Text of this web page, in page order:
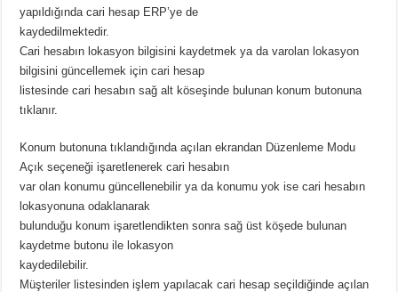
yapıldığında cari hesap ERP’ye de
kaydedilmektedir.
Cari hesabın lokasyon bilgisini kaydetmek ya da varolan lokasyon
bilgisini güncellemek için cari hesap
listesinde cari hesabın sağ alt köseşinde bulunan konum butonuna
tıklanır.
Konum butonuna tıklandığında açılan ekrandan Düzenleme Modu
Açık seçeneği işaretlenerek cari hesabın
var olan konumu güncellenebilir ya da konumu yok ise cari hesabın
lokasyonuna odaklanarak
bulunduğu konum işaretlendikten sonra sağ üst köşede bulunan
kaydetme butonu ile lokasyon
kaydedilebilir.
Müşteriler listesinden işlem yapılacak cari hesap seçildiğinde açılan